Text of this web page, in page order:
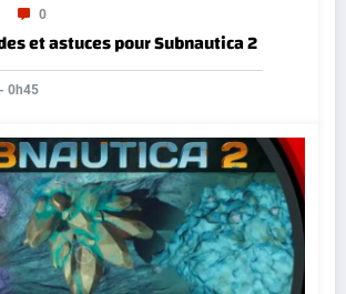
0
et astuces pour Subnautica 2
0h45